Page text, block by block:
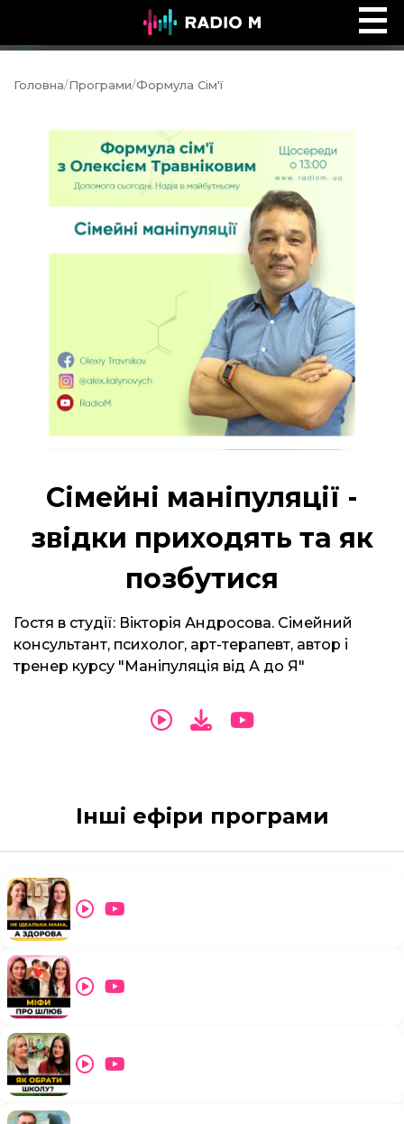
Сторінками Біблії
Головна/Програми/Формула Сім'ї
Сімейні маніпуляції -
звідки приходять та як
позбутися
Гостя в студії: Вікторія Андросова. Сімейний
консультант, психолог, арт-терапевт, автор і
тренер курсу "Маніпуляція від А до Я"
Інші ефіри програми